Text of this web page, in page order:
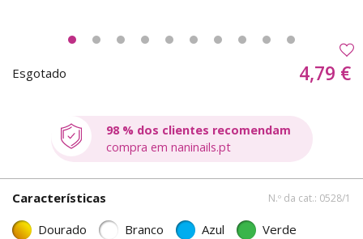
Esgotado 4,79 €
98 % dos clientes recomendam
compra em naninails.pt
Características N.º da cat.: 0528/1
Dourado Branco Azul Verde